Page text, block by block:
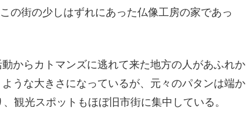
の街の少しはずれにあった仏像工房の家であっ
からカトマンズに逃れて来た地方の人があふれか
うな大きさになっているが、元々のパタンは端か
観光スポットもほぼ旧市街に集中している。